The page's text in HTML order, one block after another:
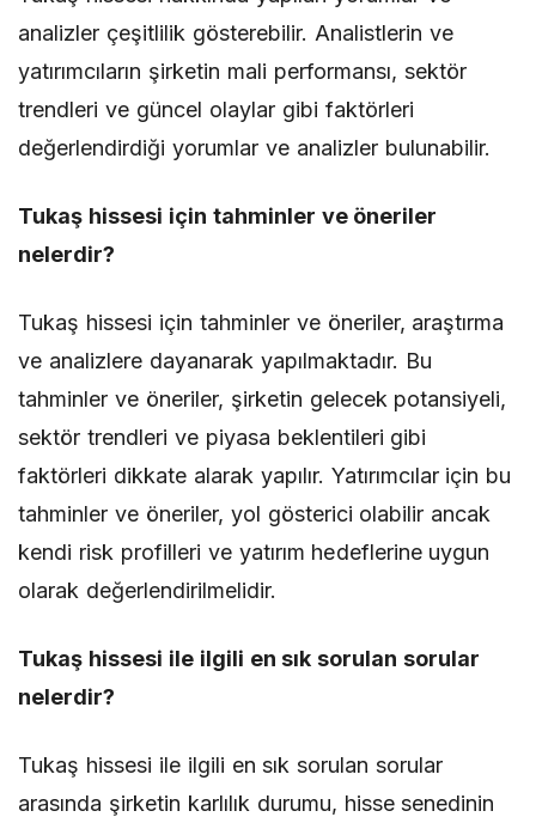
analizler çeşitlilik gösterebilir. Analistlerin ve
yatırımcıların şirketin mali performansı, sektör
trendleri ve güncel olaylar gibi faktörleri
değerlendirdiği yorumlar ve analizler bulunabilir.
Tukaş hissesi için tahminler ve öneriler
nelerdir?
Tukaş hissesi için tahminler ve öneriler, araştırma
ve analizlere dayanarak yapılmaktadır. Bu
tahminler ve öneriler, şirketin gelecek potansiyeli,
sektör trendleri ve piyasa beklentileri gibi
faktörleri dikkate alarak yapılır. Yatırımcılar için bu
tahminler ve öneriler, yol gösterici olabilir ancak
kendi risk profilleri ve yatırım hedeflerine uygun
olarak değerlendirilmelidir.
Tukaş hissesi ile ilgili en sık sorulan sorular
nelerdir?
Tukaş hissesi ile ilgili en sık sorulan sorular
arasında şirketin karlılık durumu, hisse senedinin